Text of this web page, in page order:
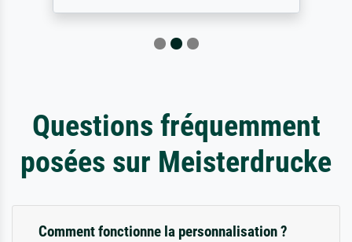
Questions fréquemment
posées sur Meisterdrucke
Comment fonctionne la personnalisation ?